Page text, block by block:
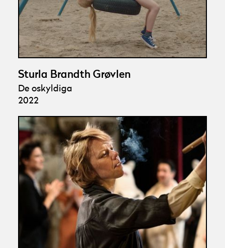
Sturla Brandth Grøvlen
De oskyldiga
2022